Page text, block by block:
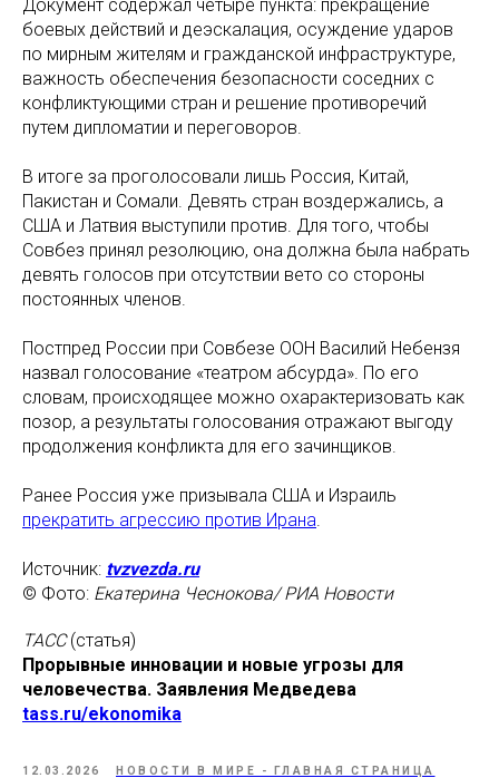
Документ содержал четыре пункта: прекращение
боевых действий и деэскалация, осуждение ударов
по мирным жителям и гражданской инфраструктуре,
важность обеспечения безопасности соседних с
конфликтующими стран и решение противоречий
путем дипломатии и переговоров.
В итоге за проголосовали лишь Россия, Китай,
Пакистан и Сомали. Девять стран воздержались, а
США и Латвия выступили против. Для того, чтобы
Совбез принял резолюцию, она должна была набрать
девять голосов при отсутствии вето со стороны
постоянных членов.
Постпред России при Совбезе ООН Василий Небензя
назвал голосование «театром абсурда». По его
словам, происходящее можно охарактеризовать как
позор, а результаты голосования отражают выгоду
продолжения конфликта для его зачинщиков.
Ранее Россия уже призывала США и Израиль
прекратить агрессию против Ирана
Источник: tvzvezda.ru
© Фото: Екатерина Чеснокова/ РИА Новости
ТАСС(статья)
Прорывные инновации и новые угрозы для
человечества. Заявления Медведева
tass.ru/ekonomika
12.03.2026 НОВОСТИ В МИРЕ - ГЛАВНАЯ СТРАНИЦА